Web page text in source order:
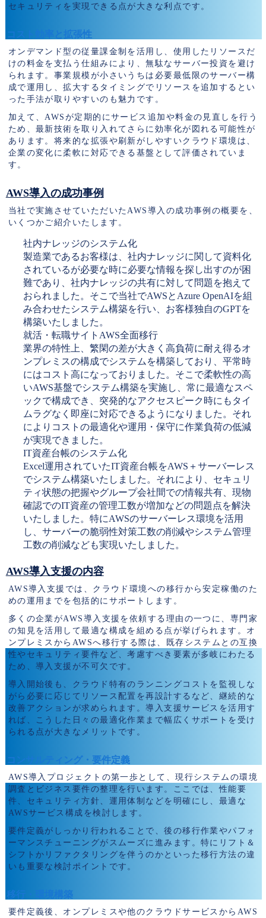
セキュリティを実現できる点が大きな利点です。
コスト効率と拡張性
オンデマンド型の従量課金制を活用し、使用したリソースだ
けの料金を支払う仕組みにより、無駄なサーバー投資を避け
られます。事業規模が小さいうちは必要最低限のサーバー構
成で運用し、拡大するタイミングでリソースを追加するとい
った手法が取りやすいのも魅力です。
加えて、AWSが定期的にサービス追加や料金の見直しを行う
ため、最新技術を取り入れてさらに効率化が図れる可能性が
あります。将来的な拡張や刷新がしやすいクラウド環境は、
企業の変化に柔軟に対応できる基盤として評価されていま
す。
AWS導入の成功事例
当社で実施させていただいたAWS導入の成功事例の概要を、
いくつかご紹介いたします。
社内ナレッジのシステム化
製造業であるお客様は、社内ナレッジに関して資料化
されているが必要な時に必要な情報を探し出すのが困
難であり、社内ナレッジの共有に対して問題を抱えて
おられました。そこで当社でAWSとAzure OpenAIを組
み合わせたシステム構築を行い、お客様独自のGPTを
構築いたしました。
就活・転職サイトAWS全面移行
業界の特性上、繁閑の差が大きく高負荷に耐え得るオ
ンプレミスの構成でシステムを構築しており、平常時
にはコスト高になっておりました。そこで柔軟性の高
いAWS基盤でシステム構築を実施し、常に最適なスペ
ックで構成でき、突発的なアクセスピーク時にもタイ
ムラグなく即座に対応できるようになりました。それ
によりコストの最適化や運用・保守に作業負荷の低減
が実現できました。
IT資産台帳のシステム化
Excel運用されていたIT資産台帳をAWS＋サーバーレス
でシステム構築いたしました。それにより、セキュリ
ティ状態の把握やグループ会社間での情報共有、現物
確認でのIT資産の管理工数が増加などの問題点を解決
いたしました。特にAWSのサーバーレス環境を活用
し、サーバーの脆弱性対策工数の削減やシステム管理
工数の削減なども実現いたしました。
AWS導入支援の内容
AWS導入支援では、クラウド環境への移行から安定稼働のた
めの運用までを包括的にサポートします。
多くの企業がAWS導入支援を依頼する理由の一つに、専門家
の知見を活用して最適な構成を組める点が挙げられます。オ
ンプレミスからAWSへ移行する際は、既存システムとの互換
性やセキュリティ要件など、考慮すべき要素が多岐にわたる
ため、導入支援が不可欠です。
導入開始後も、クラウド特有のランニングコストを監視しな
がら必要に応じてリソース配置を再設計するなど、継続的な
改善アクションが求められます。導入支援サービスを活用す
れば、こうした日々の最適化作業まで幅広くサポートを受け
られる点が大きなメリットです。
コンサルティング・要件定義
AWS導入プロジェクトの第一歩として、現行システムの環境
調査とビジネス要件の整理を行います。ここでは、性能要
件、セキュリティ方針、運用体制などを明確にし、最適な
AWSサービス構成を検討します。
要件定義がしっかり行われることで、後の移行作業やパフォ
ーマンスチューニングがスムーズに進みます。特にリフト＆
シフトかリファクタリングを伴うのかといった移行方法の違
いも重要な検討ポイントです。
移行・環境構築
要件定義後、オンプレミスや他のクラウドサービスからAWS